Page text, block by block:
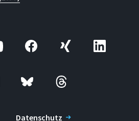
Datenschutz